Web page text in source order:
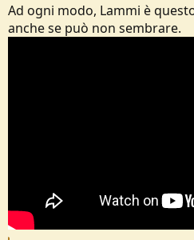
Ad ogni modo, Lammi è
anche se può non sembrare.